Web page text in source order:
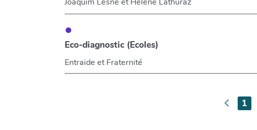
Eco-diagnostic (Ecoles)
Entraide et Fraternité
1